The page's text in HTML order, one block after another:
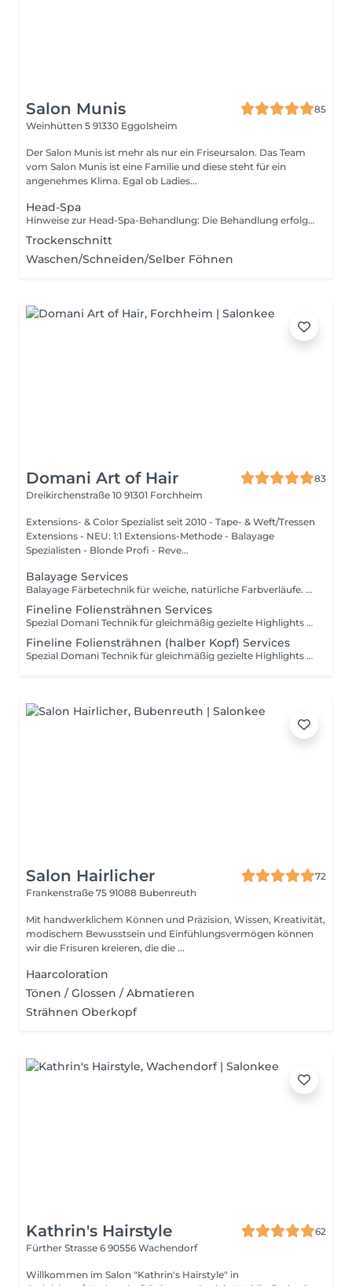
Salon Munis
85
Weinhütten 5 91330 Eggolsheim
Der Salon Munis ist mehr als nur ein Friseursalon. Das Team
vom Salon Munis ist eine Familie und diese steht für ein
angenehmes Klima. Egal ob Ladies...
Head-Spa
Hinweise zur Head-Spa-Behandlung: Die Behandlung erfolgt ohne Föhnen oder Styling durch uns, kann jedoch bei Bedarf vor Ort selbst durchgeführt werden. Stylingprodukte stehen euch hierfür im Salon zur Verfügung. Auf Wunsch können diese Dienstleistungen separat hinzugebucht werden. Wir bitten euch, ungeschminkt zu erscheinen, um das beste Ergebnis zu erzielen. Unsere Behandlungsangebote: Basic (empfohlen für Herren): - Tiefenreinigung für Haare und Kopfhaut - Haarmaske - Haar-Dampfsauna - Kopfhaut-Treatment mit Kopfmassage Premium: Alles aus dem Basic-Paket, plus: - Haar-Dampfsauna mit ätherischen Ölen nach Wahl - Nackenmassage Deluxe: Alles aus dem Premium-Paket, plus: - Gesichtsmaske - Gesichtsmassage - Tagespflege
Trockenschnitt
Waschen/Schneiden/Selber Föhnen
Domani Art of Hair
83
Dreikirchenstraße 10 91301 Forchheim
Extensions- & Color Spezialist seit 2010 - Tape- & Weft/Tressen
Extensions - NEU: 1:1 Extensions-Methode - Balayage
Spezialisten - Blonde Profi - Reve...
Balayage Services
Balayage Färbetechnik für weiche, natürliche Farbverläufe. Unsere Pakete beinhalten alles, was für einen perfekten Balayage Service wichtig ist.
Fineline Foliensträhnen Services
Spezial Domani Technik für gleichmäßig gezielte Highlights am ganzen Kopf für ein strahlendes helles Blond. Unsere Pakete beinhalten alles, was für einen perfekten Strähnen Service wichtig ist.
Fineline Foliensträhnen (halber Kopf) Services
Spezial Domani Technik für gleichmäßig gezielte Highlights vom Ansatz an für ein Strahlendes helles Blond (Bis über den Wirbel)
Salon Hairlicher
72
Frankenstraße 75 91088 Bubenreuth
Mit handwerklichem Können und Präzision, Wissen, Kreativität,
modischem Bewusstsein und Einfühlungsvermögen können
wir die Frisuren kreieren, die die ...
Haarcoloration
Tönen / Glossen / Abmatieren
Strähnen Oberkopf
Kathrin's Hairstyle
62
Fürther Strasse 6 90556 Wachendorf
Willkommen im Salon "Kathrin's Hairstyle" in